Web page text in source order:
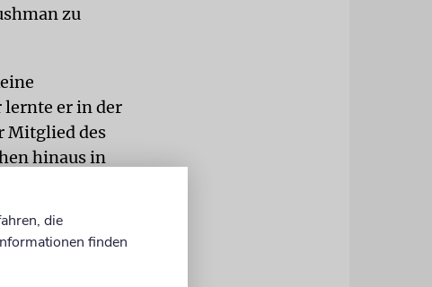
zu
lernte er in der
Mitglied des
hinaus in
für seinen
von
die
finden